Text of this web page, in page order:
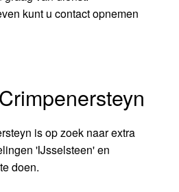
kunt u contact opnemen
is op zoek naar extra
'IJsselsteen' en
doen.